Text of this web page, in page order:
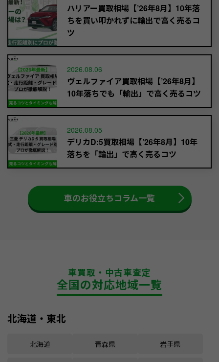
ハリアー買取相場【’26年8月】10年落
ちを買い叩かれずに輸出で高く売るコ
ツ
2026.08.06
ヴェルファイア買取相場【’26年8月】
10年落ちでも「輸出」で高く売るコツ
2026.08.05
デリカD:5買取相場【’26年8月】10年
落ちを「輸出」で高く売るコツ
車のお役立ちコラム一覧
車買取・中古車査定
全国の対応地域一覧
北海道・東北
北海道 青森県 岩手県